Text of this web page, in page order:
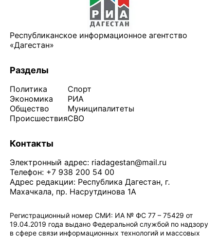
Республиканское информационное агентство
«Дагестан»
Разделы
Политика
Экономика
Общество
Происшествия
Спорт
РИА
Муниципалитеты
СВО
Контакты
Электронный адрес: riadagestan@mail.ru
Телефон: +7 938 200 54 00
Адрес редакции: Республика Дагестан, г.
Махачкала, пр. Насрутдинова 1А
Регистрационный номер СМИ: ИА № ФС 77 – 75429 от
19.04.2019 года выдано Федеральной службой по надзору
в сфере связи информационных технологий и массовых